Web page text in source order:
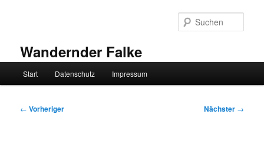
Wandernder Falke
Start Datenschutz Impressum
Beitragsnavigation
← Vorheriger Nächster →